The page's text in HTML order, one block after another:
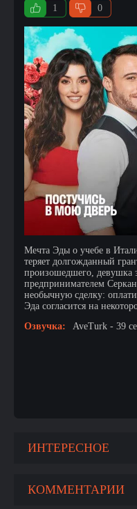
1 0
Мечта Эды о учебе в
теряет долгожданный
произошедшего, девушка
предпринимателем
необычную сделку:
Эда согласится на
Озвучка:
AveTurk - 39
ИНТЕРЕСНОЕ
КОММЕНТАРИИ